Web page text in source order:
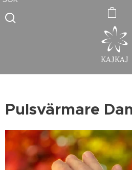
KAJKAJ
Pulsvärmare